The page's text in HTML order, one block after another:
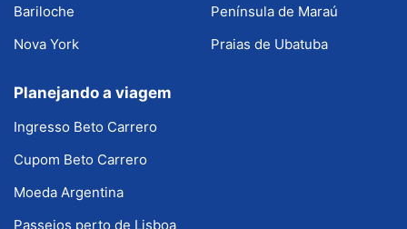
Bariloche
Nova York
Península de Maraú
Praias de Ubatuba
Planejando a viagem
Ingresso Beto Carrero
Cupom Beto Carrero
Moeda Argentina
Passeios perto de Lisboa